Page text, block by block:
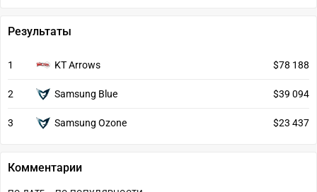
Результаты
1 KT Arrows $78 188
2 Samsung Blue $39 094
3 Samsung Ozone $23 437
Комментарии